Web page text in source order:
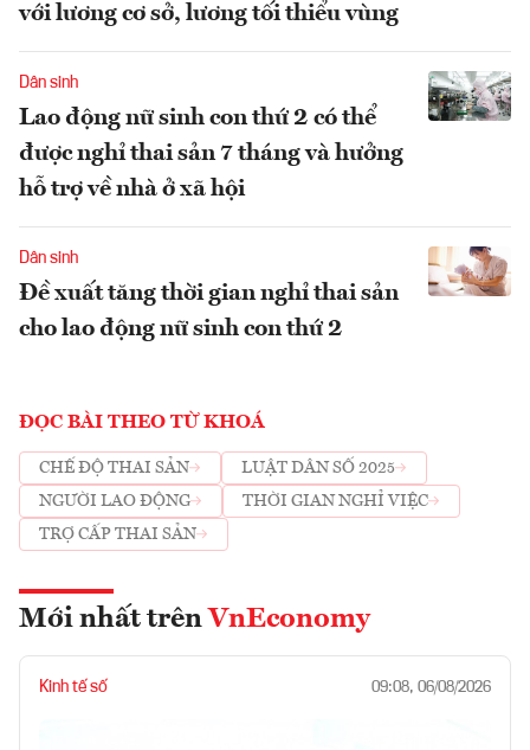
với lương cơ sở, lương tối thiểu vùng
Dân sinh
Lao động nữ sinh con thứ 2 có thể
được nghỉ thai sản 7 tháng và hưởng
hỗ trợ về nhà ở xã hội
Dân sinh
Đề xuất tăng thời gian nghỉ thai sản
cho lao động nữ sinh con thứ 2
ĐỌC BÀI THEO TỪ KHOÁ
CHẾ ĐỘ THAI SẢN
LUẬT DÂN SỐ 2025
NGƯỜI LAO ĐỘNG
THỜI GIAN NGHỈ VIỆC
TRỢ CẤP THAI SẢN
Mới nhất trên VnEconomy
Kinh tế số 09:08, 06/08/2026